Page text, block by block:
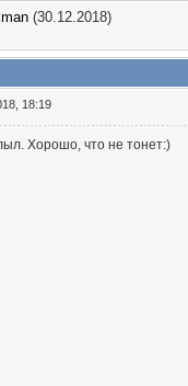
(30.12.2018)
18:19
Хорошо, что не тонет:)